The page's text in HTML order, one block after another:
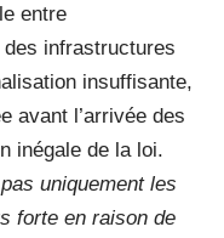
entre
infrastructures
insuffisante,
avant l’arrivée des
inégale de la loi.
uniquement les
forte en raison de